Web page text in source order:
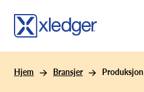
Hjem Bransjer Produksjon